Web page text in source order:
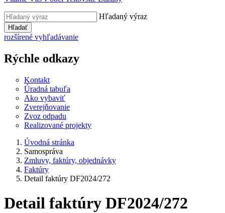
Hľadaný výraz
Hľadať
rozšírené vyhľadávanie
Rýchle odkazy
Kontakt
Úradná tabuľa
Ako vybaviť
Zverejňovanie
Zvoz odpadu
Realizované projekty
Úvodná stránka
Samospráva
Zmluvy, faktúry, objednávky
Faktúry
Detail faktúry DF2024/272
Detail faktúry DF2024/272